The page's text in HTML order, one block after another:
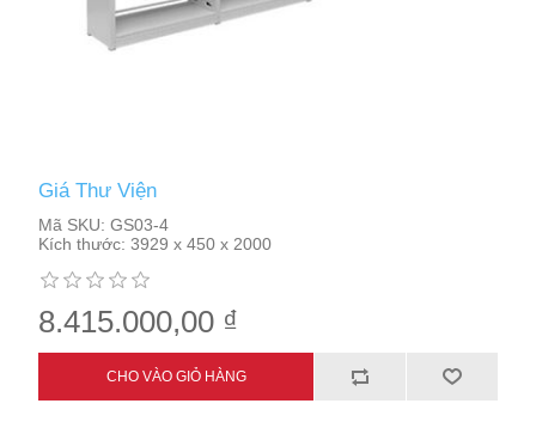
Giá Thư Viện
Mã SKU: GS03-4
Kích thước: 3929 x 450 x 2000
8.415.000,00 ₫